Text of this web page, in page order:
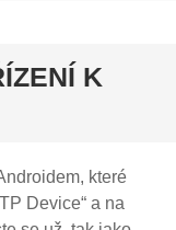
K
které
Device“ a na